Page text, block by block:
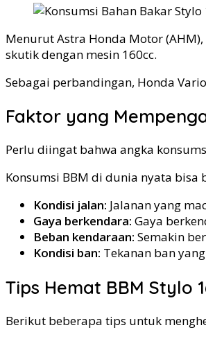
Menurut Astra Honda Motor
skutik dengan mesin 160cc.
Sebagai perbandingan, Honda
Faktor yang
Perlu diingat bahwa angka
Konsumsi BBM di dunia nyata
Kondisi jalan: Jalanan yang
Gaya berkendara: Gaya
Beban kendaraan: Semakin
Kondisi ban: Tekanan ban
Tips Hemat BBM Stylo
Berikut beberapa tips untuk